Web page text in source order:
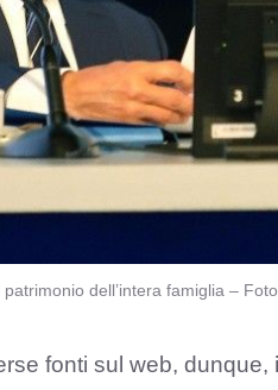
dell’intera famiglia –
fonti sul web, dunque,